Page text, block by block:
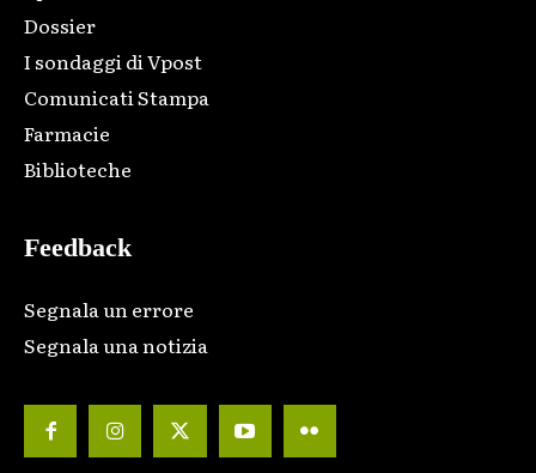
Dossier
I sondaggi di Vpost
Comunicati Stampa
Farmacie
Biblioteche
Feedback
Segnala un errore
Segnala una notizia